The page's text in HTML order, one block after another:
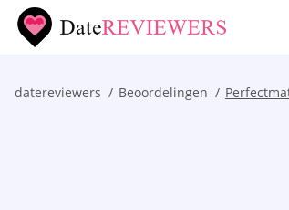
datereviewers Beoordelingen